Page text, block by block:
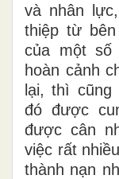
và nhân lực,
thiệp từ
của một
hoàn cảnh
lại, thì cũng
đó được
được cân
việc rất
thành nạn